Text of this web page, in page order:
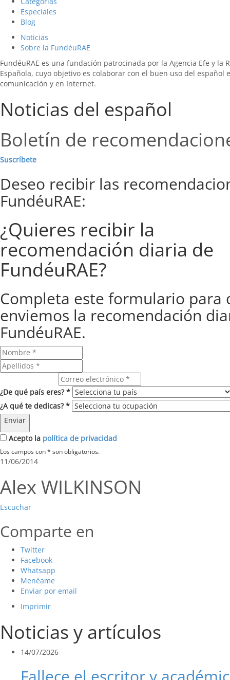
Especiales
Blog
Noticias
Sobre la FundéuRAE
FundéuRAE es una fundación patrocinada por la Agencia Efe y la
Española, cuyo objetivo es colaborar con el buen uso del español
comunicación y en Internet.
Noticias del español
Boletín de
Suscríbete
Deseo recibir las
FundéuRAE:
¿Quieres recibir la
recomendación diaria de
FundéuRAE?
Completa este formulario para
enviemos la recomendación
FundéuRAE.
¿De qué país eres? *
¿A qué te dedicas? *
Enviar
Acepto la política de privacidad
Los campos con * son obligatorios.
11/06/2014
Alex WILKINSON
Escuchar
Comparte en
Twitter
Facebook
Whatsapp
Menéame
Enviar por email
Imprimir
Noticias y artículos
14/07/2026